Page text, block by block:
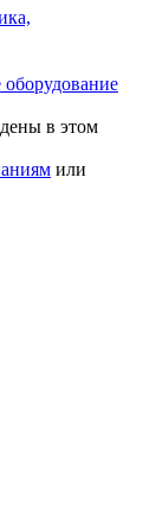
оборудование
в этом
или